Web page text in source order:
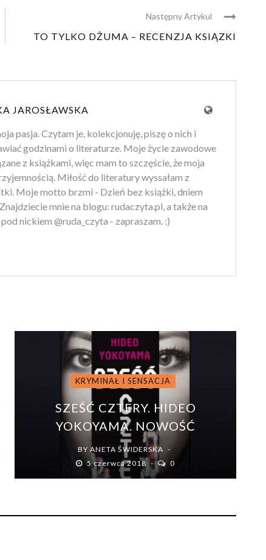
Następny Artykul
TO TYLKO DŻUMA – RECENZJA KSIĄZKI
JAROSŁAWSKA
pasja. Czytam je, kolekcjonuję, piszę o nich i
godzinami o literaturze. Moje życie zawodowe
z książkami, więc mam to szczęście, że moja
Miłość do literatury wyssałam z
Moje motto brzmi - Dzień bez książki, dniem
mnie na blogu: rudaczyta.pl, a także na
nickiem @ruda_czyta - zapraszam. :)
KRYMINAŁ I SENSACJA
SZEŚĆ CZTERY. HIDEO
YOKOYAMA. NOWOŚĆ
BYANETA ŚWIDERSKA
5 czerwca 2018
0